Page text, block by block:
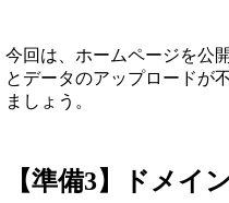
今回は、ホームページを公
とデータのアップロードが
ましょう。
【準備3】ドメイ